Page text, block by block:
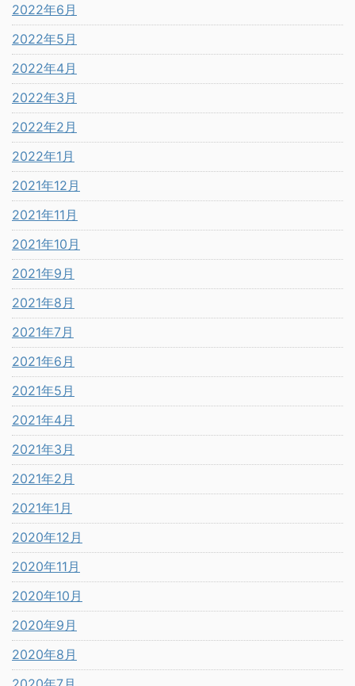
2022年6月
2022年5月
2022年4月
2022年3月
2022年2月
2022年1月
2021年12月
2021年11月
2021年10月
2021年9月
2021年8月
2021年7月
2021年6月
2021年5月
2021年4月
2021年3月
2021年2月
2021年1月
2020年12月
2020年11月
2020年10月
2020年9月
2020年8月